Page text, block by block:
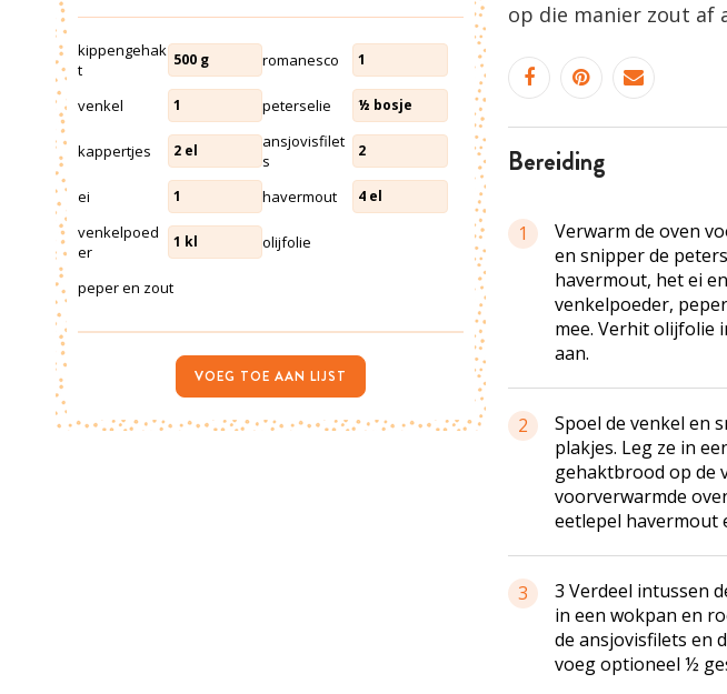
op die manier zout af
bereiding
1
Verwarm de oven
en snipper de
havermout, het ei
venkelpoeder,
mee. Verhit olijfolie
aan.
2
Spoel de venkel en
plakjes. Leg ze in
gehaktbrood op de
voorverwarmde
eetlepel havermout
3
3 Verdeel intussen
in een wokpan en
de ansjovisfilets en
voeg optioneel ½
kippengehak
t
500 g romanesco 1
venkel 1 peterselie ½ bosje
kappertjes 2 el
ansjovisfilet
s
2
ei 1 havermout 4 el
venkelpoed
er
1 kl olijfolie
peper en zout
VOEG TOE AAN LIJST